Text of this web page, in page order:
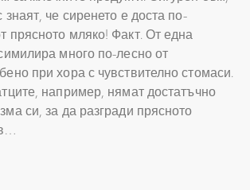
знаят, че сиренето е доста по-
прясното мляко! Факт. От една
много по-лесно от
при хора с чувствително стомаси.
например, нямат достатъчно
си, за да разгради прясното